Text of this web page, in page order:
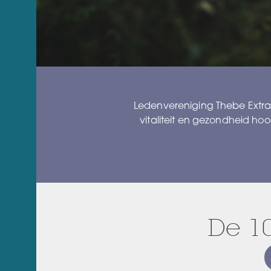
Ledenvereniging Thebe
vitaliteit en gezondheid
De